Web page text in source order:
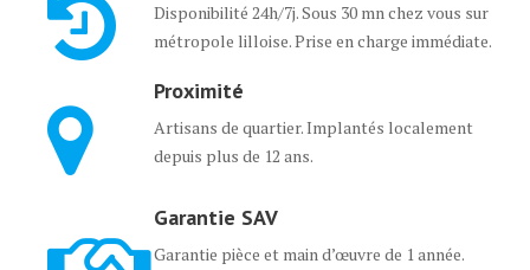
Disponibilité 24h/7j. Sous 30 mn chez vous sur
métropole lilloise. Prise en charge immédiate.
Proximité
Artisans de quartier. Implantés localement
depuis plus de 12 ans.
Garantie SAV
Garantie pièce et main d’œuvre de 1 année.